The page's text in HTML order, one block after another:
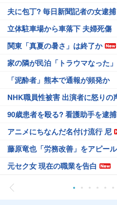
夫に包丁? 毎日新聞記者の女逮捕
立体駐車場から車落下 夫婦死傷
関東「真夏の暑さ」は終了か
家の隣が民泊「トラウマなった」
「泥酔者」熊本で通報が頻発か
NHK職員性被害 出演者に怒りの
90歳患者を殴る? 看護助手を逮捕
アニメにちなんだ名付け流行 尼
藤原竜也「労務改善」をアピール
元セク女 現在の職業を告白